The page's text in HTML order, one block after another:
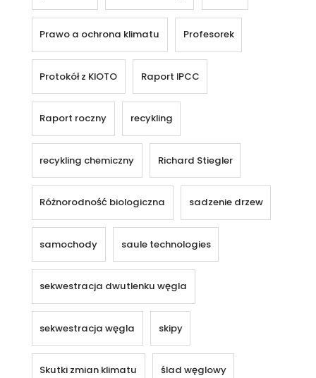
Prawo a ochrona klimatu Profesorek
Protokół z KIOTO Raport IPCC
Raport roczny recykling
recykling chemiczny Richard Stiegler
Różnorodność biologiczna sadzenie drzew
samochody saule technologies
sekwestracja dwutlenku węgla
sekwestracja węgla skipy
Skutki zmian klimatu ślad węglowy